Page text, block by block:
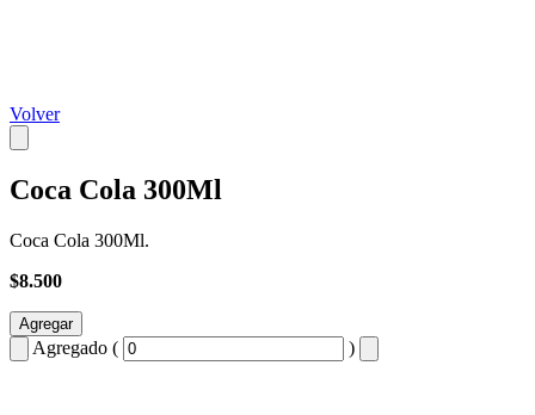
Volver
Coca Cola 300Ml
Coca Cola 300Ml.
$8.500
Agregar
Agregado ( )